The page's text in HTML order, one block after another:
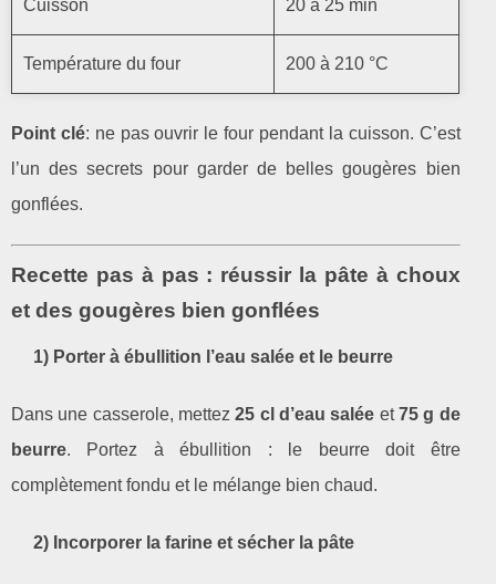
Cuisson 20 à 25 min
Température du four 200 à 210 °C
Point clé: ne pas ouvrir le four pendant la cuisson. C’est
l’un des secrets pour garder de belles gougères bien
gonflées.
Recette pas à pas : réussir la pâte à choux
et des gougères bien gonflées
1) Porter à ébullition l’eau salée et le beurre
Dans une casserole, mettez25 cl d’eau salée et75 g de
beurre. Portez à ébullition : le beurre doit être
complètement fondu et le mélange bien chaud.
2) Incorporer la farine et sécher la pâte